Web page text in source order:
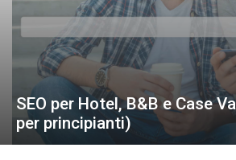
SEO per Hotel, B&B e Case
per principianti)